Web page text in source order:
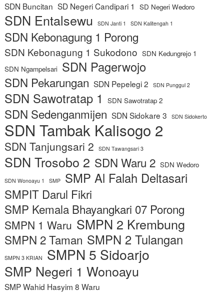
SDN Buncitan SD Negeri Candipari 1 SD Negeri Wedoro
SDN Entalsewu SDN Janti 1 SDN Kalitengah 1
SDN Kebonagung 1 Porong
SDN Kebonagung 1 Sukodono SDN Kedungrejo 1
SDN Ngampelsari SDN Pagerwojo
SDN Pekarungan SDN Pepelegi 2 SDN Punggul 2
SDN Sawotratap 1 SDN Sawotratap 2
SDN Sedenganmijen SDN Sidokare 3 SDN Sidokerto
SDN Tambak Kalisogo 2
SDN Tanjungsari 2 SDN Tawangsari 3
SDN Trosobo 2 SDN Waru 2 SDN Wedoro
SDN Wonoayu 1 SMP SMP Al Falah Deltasari
SMPIT Darul Fikri
SMP Kemala Bhayangkari 07 Porong
SMPN 1 Waru SMPN 2 Krembung
SMPN 2 Taman SMPN 2 Tulangan
SMPN 3 KRIAN SMPN 5 Sidoarjo
SMP Negeri 1 Wonoayu
SMP Wahid Hasyim 8 Waru